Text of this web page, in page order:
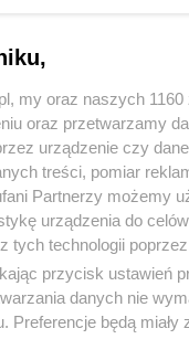
i Drzwi
3, 83-110 Tczew
my oraz naszych
oraz przetwarzamy
urządzenie czy
treści, pomiar
Partnerzy możemy
urządzenia do
tych technologii
przycisk ustawień
danych nie
Preferencje będą